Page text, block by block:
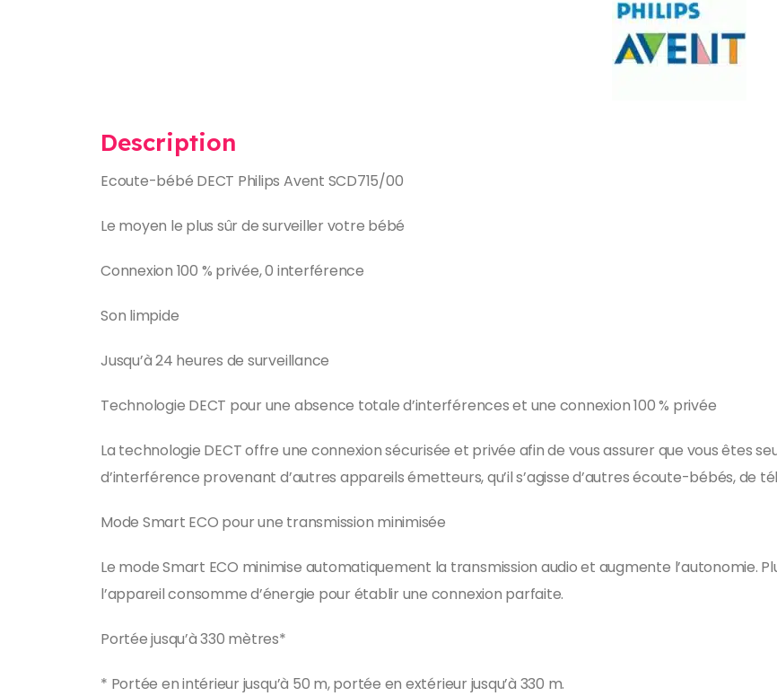
Description
Ecoute-bébé DECT Philips Avent SCD715/00
Le moyen le plus sûr de surveiller votre bébé
Connexion 100 % privée, 0 interférence
Son limpide
Jusqu’à 24 heures de surveillance
Technologie DECT pour une absence totale d’interférences et une connexion 100 % privée
La technologie DECT offre une connexion sécurisée et privée afin de vous assurer que vous êtes
d’interférence provenant d’autres appareils émetteurs, qu’il s’agisse d’autres écoute-bébés, de
Mode Smart ECO pour une transmission minimisée
Le mode Smart ECO minimise automatiquement la transmission audio et augmente l’autonomie.
l’appareil consomme d’énergie pour établir une connexion parfaite.
Portée jusqu’à 330 mètres*
* Portée en intérieur jusqu’à 50 m, portée en extérieur jusqu’à 330 m.